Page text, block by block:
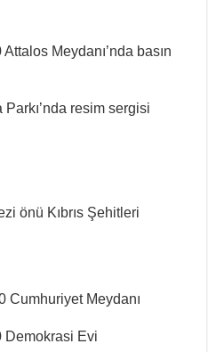
Meydanı’nda basın
resim sergisi
önü Kıbrıs Şehitleri
Cumhuriyet Meydanı
Demokrasi Evi